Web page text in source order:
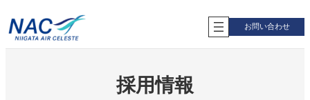
容
を
ス
お問い合わせ
採用情報